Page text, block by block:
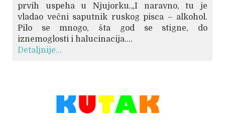
prvih uspeha u Njujorku.„I naravno, tu je
vladao večni saputnik ruskog pisca – alkohol.
Pilo se mnogo, šta god se stigne, do
iznemoglosti i halucinacija....
Detaljnije...